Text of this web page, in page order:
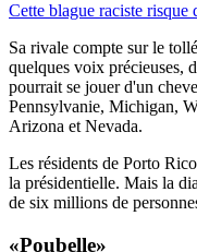
Cette blague raciste
Sa rivale compte sur le
quelques voix précieuses,
pourrait se jouer d'un
Pennsylvanie, Michigan,
Arizona et Nevada.
Les résidents de Porto
la présidentielle. Mais la
de six millions de
«Poubelle»